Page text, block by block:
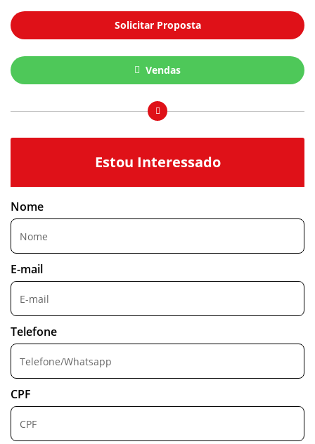
Solicitar Proposta
Vendas
Estou Interessado
Nome
E-mail
Telefone
CPF